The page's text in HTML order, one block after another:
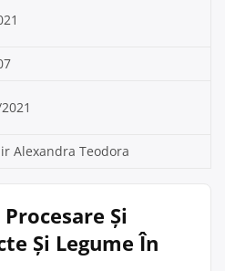
Alexandra Teodora
Și
Și Legume În